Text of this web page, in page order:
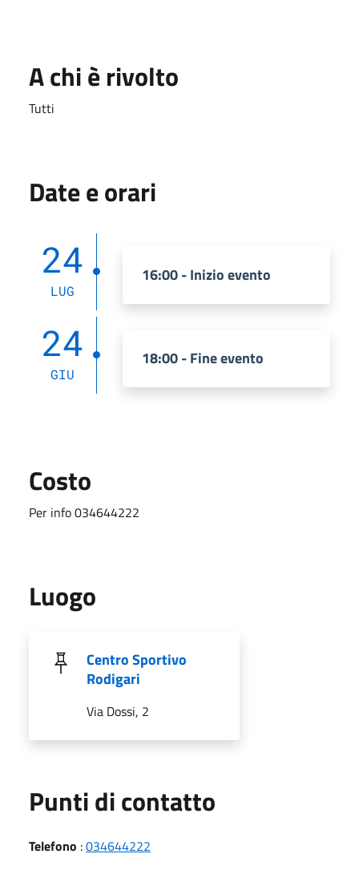
A chi è rivolto
Tutti
Date e orari
24
LUG
16:00 - Inizio evento
24
GIU
18:00 - Fine evento
Costo
Per info 034644222
Luogo
Centro Sportivo
Rodigari
Via Dossi, 2
Punti di contatto
Telefono :034644222